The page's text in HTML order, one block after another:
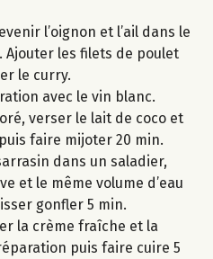
l’oignon et l’ail dans le
les filets de poulet
le curry.
avec le vin blanc.
verser le lait de coco et
faire mijoter 20 min.
dans un saladier,
et le même volume d’eau
gonfler 5 min.
la crème fraîche et la
puis faire cuire 5